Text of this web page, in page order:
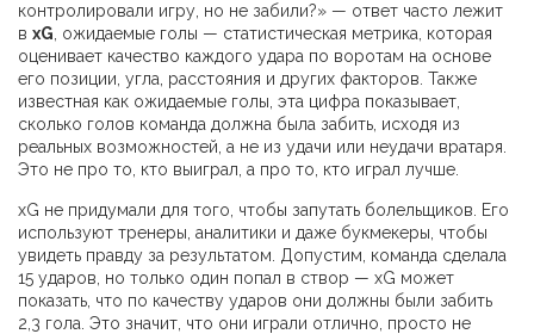
контролировали игру, но не забили?» — ответ часто лежит
в xG ожидаемые голы — статистическая метрика, которая
оценивает качество каждого удара по воротам на основе
его позиции, угла, расстояния и других факторов . Также
известная как ожидаемые голы , эта цифра показывает,
сколько голов команда должна была забить, исходя из
реальных возможностей, а не из удачи или неудачи вратаря.
Это не про то, кто выиграл, а про то, кто играл лучше.
xG не придумали для того, чтобы запутать болельщиков. Его
используют тренеры, аналитики и даже букмекеры, чтобы
увидеть правду за результатом. Допустим, команда сделала
15 ударов, но только один попал в створ — xG может
показать, что по качеству ударов они должны были забить
2,3 гола. Это значит, что они играли отлично, просто не